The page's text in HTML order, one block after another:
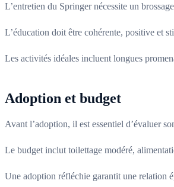
L’entretien du Springer nécessite un
L’éducation doit être cohérente, positive et
Les activités idéales incluent longues
Adoption et budget
Avant l’adoption, il est essentiel d’évaluer
Le budget inclut toilettage modéré,
Une adoption réfléchie garantit une relation